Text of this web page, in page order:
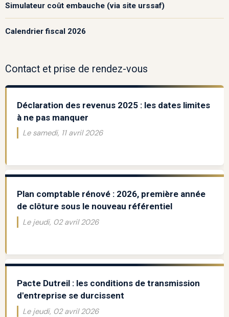
Simulateur coût embauche (via site urssaf)
Calendrier fiscal 2026
Contact et prise de rendez-vous
Déclaration des revenus 2025 : les dates limites
à ne pas manquer
Le samedi, 11 avril 2026
Plan comptable rénové : 2026, première année
de clôture sous le nouveau référentiel
Le jeudi, 02 avril 2026
Pacte Dutreil : les conditions de transmission
d'entreprise se durcissent
Le jeudi, 02 avril 2026